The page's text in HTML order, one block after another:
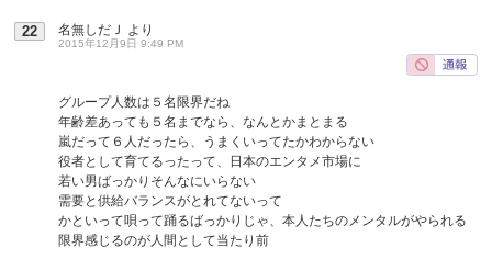
22 名無しだＪ より
2015年12月9日 9:49 PM
グループ人数は５名限界だね
年齢差あっても５名までなら、なんとかまとまる
嵐だって６人だったら、うまくいってたかわからない
役者として育てるったって、日本のエンタメ市場に
若い男ばっかりそんなにいらない
需要と供給バランスがとれてないって
かといって唄って踊るばっかりじゃ、本人たちのメンタルがやられる
限界感じるのが人間として当たり前